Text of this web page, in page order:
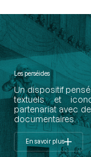
Les perséides
Un dispositif
textuels et
partenariat avec
documentaires.
En savoir plus